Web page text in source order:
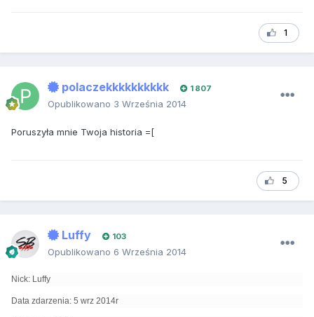
1
polaczekkkkkkkkkk 1 807
Opublikowano 3 Września 2014
Poruszyła mnie Twoja historia =[
5
Luffy 103
Opublikowano 6 Września 2014
Nick: Luffy
Data zdarzenia: 5 wrz 2014r